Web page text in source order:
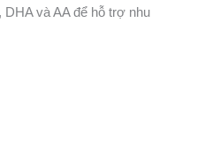
và AA để hỗ trợ nhu